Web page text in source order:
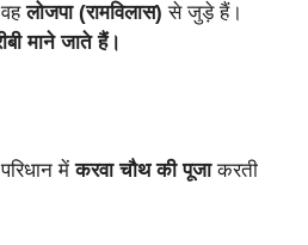
वहलोजपा (रामविलास) से जुड़े हैं।
माने जाते हैं।
मेंकरवा चौथ की पूजाकरती